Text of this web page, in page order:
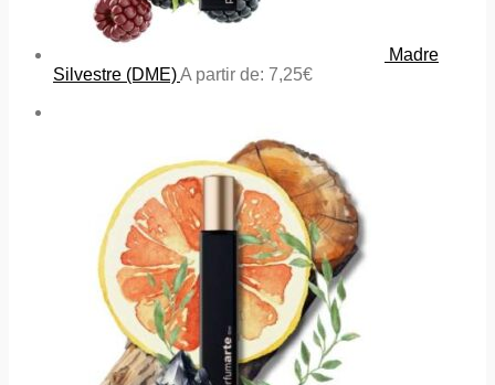
Madre
Silvestre (DME)A partir de: 7,25€